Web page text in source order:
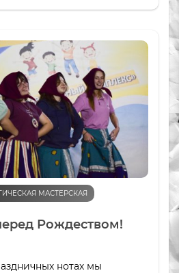
МАСТЕРСКАЯ
Рождеством!
нотах мы